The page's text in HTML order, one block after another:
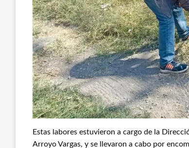
Estas labores estuvieron a cargo de la
Arroyo Vargas, y se llevaron a cabo por